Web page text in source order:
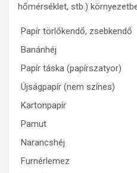
hőmérséklet, stb.)
Papír törlőkendő, zsebkendő
Banánhéj
Papír táska (papírszatyor)
Újságpapír (nem színes)
Kartonpapír
Pamut
Narancshéj
Furnérlemez